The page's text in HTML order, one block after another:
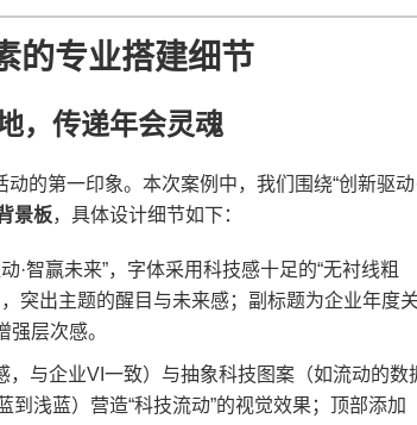
的专业搭建细节
，传递年会灵魂
的第一印象。本次案例中，我们围绕“创新驱动
景板​​，具体设计细节如下：
·智赢未来”，字体采用科技感十足的“无衬线粗
突出主题的醒目与未来感；副标题为企业年度
强层次感。
与企业VI一致）与抽象科技图案（如流动的数
浅蓝）营造“科技流动”的视觉效果；顶部添加